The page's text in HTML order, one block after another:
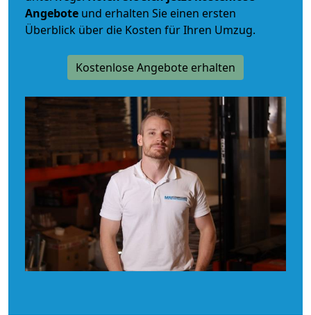
Angebote und erhalten Sie einen ersten
Überblick über die Kosten für Ihren Umzug.
Kostenlose Angebote erhalten